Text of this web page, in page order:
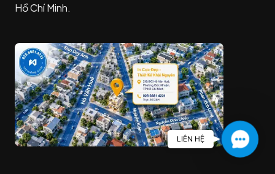
Hồ Chí Minh.
C
o
LIÊN HỆ